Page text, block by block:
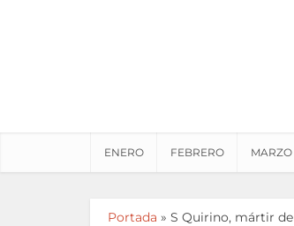
ENERO FEBRERO MARZO
Portada » S Quirino, mártir